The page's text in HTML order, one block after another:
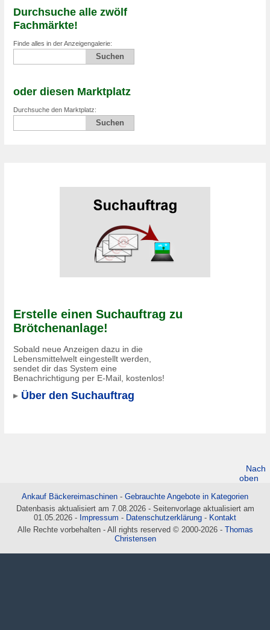
Durchsuche alle zwölf
Fachmärkte!
Finde alles in der Anzeigengalerie:
oder diesen Marktplatz
Durchsuche den Marktplatz:
Erstelle einen Suchauftrag zu
Brötchenanlage!
Sobald neue Anzeigen dazu in die
Lebensmittelwelt eingestellt werden,
sendet dir das System eine
Benachrichtigung per E-Mail, kostenlos!
Über den Suchauftrag
Nach
oben
Ankauf Bäckereimaschinen - Gebrauchte Angebote in Kategorien
Datenbasis aktualisiert am 7.08.2026 - Seitenvorlage aktualisiert am
01.05.2026 - Impressum - Datenschutzerklärung - Kontakt
Alle Rechte vorbehalten - All rights reserved © 2000-2026 - Thomas
Christensen